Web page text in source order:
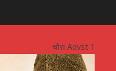
चौरा Advst 1